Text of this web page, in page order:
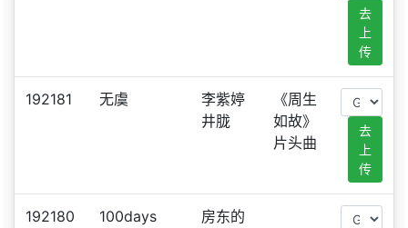
去
上
传
192181 无虞
李紫婷
井胧
《周生
如故》
片头曲
去
上
传
192180 100days
房东的